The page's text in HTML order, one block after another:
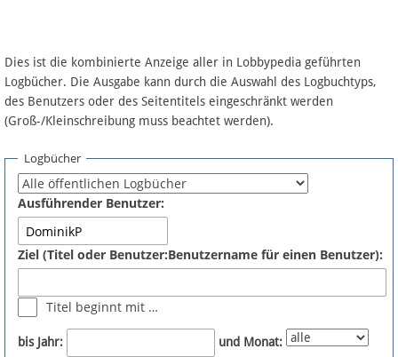
Artikel nach Kategorien
FAQ
Fördermitglied werden
Fehler melden
Newsletter
Dies ist die kombinierte Anzeige aller in Lobbypedia geführten
Logbücher. Die Ausgabe kann durch die Auswahl des Logbuchtyps,
des Benutzers oder des Seitentitels eingeschränkt werden
(Groß-/Kleinschreibung muss beachtet werden).
Logbücher
Ausführender Benutzer:
Ziel (Titel oder Benutzer:Benutzername für einen Benutzer):
Titel beginnt mit …
bis Jahr: und Monat: